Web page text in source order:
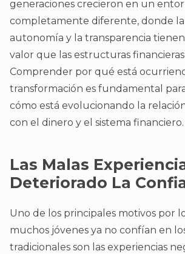
generaciones crecieron en un
completamente diferente, donde la
autonomía y la transparencia
valor que las estructuras
Comprender por qué está
transformación es fundamental
cómo está evolucionando la
con el dinero y el sistema financiero.
Las Malas
Deteriorado La
Uno de los principales motivos por
muchos jóvenes ya no confían en
tradicionales son las experiencias